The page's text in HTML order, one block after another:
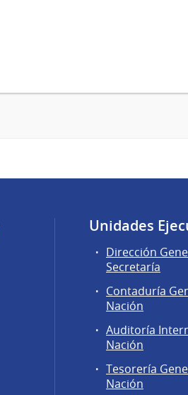
Unidades
Dirección
Secretaría
Contaduría
Nación
Auditoría
Nación
Tesorería
Nación